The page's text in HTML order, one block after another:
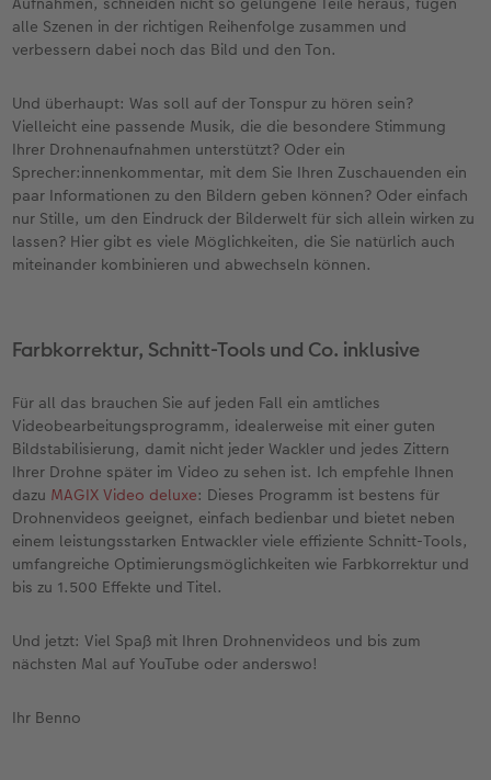
alle Szenen in der richtigen Reihenfolge zusammen und
verbessern dabei noch das Bild und den Ton.
Und überhaupt: Was soll auf der Tonspur zu hören sein?
Vielleicht eine passende Musik, die die besondere Stimmung
Ihrer Drohnenaufnahmen unterstützt? Oder ein
Sprecher:innenkommentar, mit dem Sie Ihren Zuschauenden ein
paar Informationen zu den Bildern geben können? Oder einfach
nur Stille, um den Eindruck der Bilderwelt für sich allein wirken zu
lassen? Hier gibt es viele Möglichkeiten, die Sie natürlich auch
miteinander kombinieren und abwechseln können.
Farbkorrektur, Schnitt-Tools und Co. inklusive
Für all das brauchen Sie auf jeden Fall ein amtliches
Videobearbeitungsprogramm, idealerweise mit einer guten
Bildstabilisierung, damit nicht jeder Wackler und jedes Zittern
Ihrer Drohne später im Video zu sehen ist. Ich empfehle Ihnen
dazu MAGIX Video deluxe: Dieses Programm ist bestens für
Drohnenvideos geeignet, einfach bedienbar und bietet neben
einem leistungsstarken Entwackler viele effiziente Schnitt-Tools,
umfangreiche Optimierungsmöglichkeiten wie Farbkorrektur und
bis zu 1.500 Effekte und Titel.
Und jetzt: Viel Spaß mit Ihren Drohnenvideos und bis zum
nächsten Mal auf YouTube oder anderswo!
Ihr Benno